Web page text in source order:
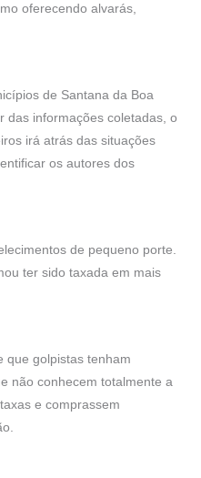
oferecendo alvarás,
de Santana da Boa
das informações coletadas, o
irá atrás das situações
os autores dos
de pequeno porte.
ter sido taxada em mais
que golpistas tenham
não conhecem totalmente a
e comprassem